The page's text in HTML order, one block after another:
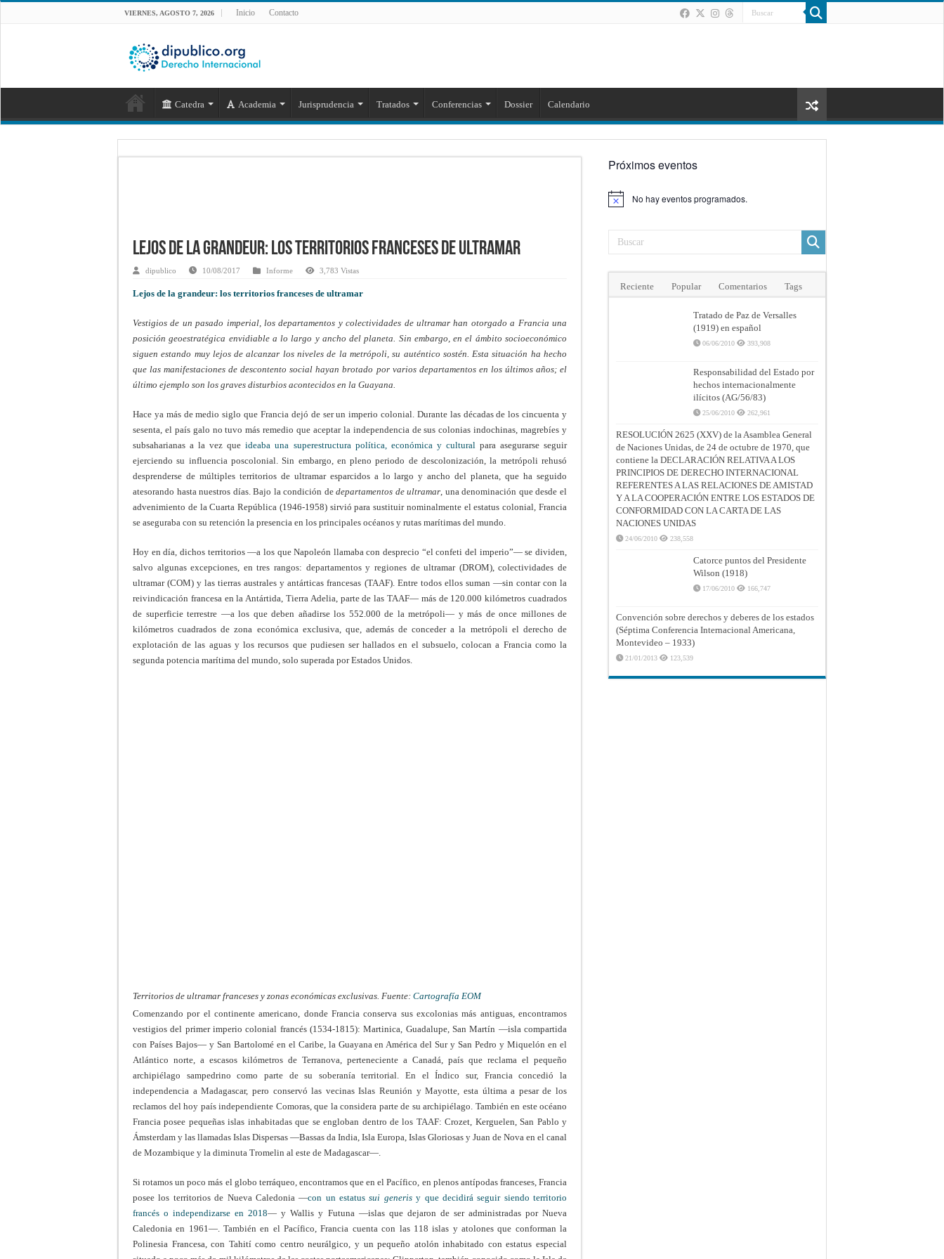
VIERNES, AGOSTO 7, 2026 Inicio Contacto
Catedra Academia Jurisprudencia Tratados Conferencias Dossier Calendario
Lejos de la grandeur: los territorios franceses de ultramar
dipublico 10/08/2017 Informe 3,783 Vistas
Lejos de la grandeur: los territorios franceses de ultramar
Vestigios de un pasado imperial, los departamentos y colectividades de ultramar han otorgado a Francia una
posición geoestratégica envidiable a lo largo y ancho del planeta. Sin embargo, en el ámbito socioeconómico
siguen estando muy lejos de alcanzar los niveles de la metrópoli, su auténtico sostén. Esta situación ha hecho
que las manifestaciones de descontento social hayan brotado por varios departamentos en los últimos años; el
último ejemplo son los graves disturbios acontecidos en la Guayana.
Hace ya más de medio siglo que Francia dejó de ser un imperio colonial. Durante las décadas de los cincuenta y
sesenta, el país galo no tuvo más remedio que aceptar la independencia de sus colonias indochinas, magrebíes y
subsaharianas a la vez queideaba una superestructura política, económica y culturalpara asegurarse seguir
ejerciendo su influencia poscolonial. Sin embargo, en pleno periodo de descolonización, la metrópoli rehusó
desprenderse de múltiples territorios de ultramar esparcidos a lo largo y ancho del planeta, que ha seguido
atesorando hasta nuestros días. Bajo la condición dedepartamentos de ultramar, una denominación que desde el
advenimiento de la Cuarta República (1946-1958) sirvió para sustituir nominalmente el estatus colonial, Francia
se aseguraba con su retención la presencia en los principales océanos y rutas marítimas del mundo.
Hoy en día, dichos territorios —a los que Napoleón llamaba con desprecio “el confeti del imperio”— se dividen,
salvo algunas excepciones, en tres rangos: departamentos y regiones de ultramar (DROM), colectividades de
ultramar (COM) y las tierras australes y antárticas francesas (TAAF). Entre todos ellos suman —sin contar con la
reivindicación francesa en la Antártida, Tierra Adelia, parte de las TAAF— más de 120.000 kilómetros cuadrados
de superficie terrestre —a los que deben añadirse los 552.000 de la metrópoli— y más de once millones de
kilómetros cuadrados de zona económica exclusiva, que, además de conceder a la metrópoli el derecho de
explotación de las aguas y los recursos que pudiesen ser hallados en el subsuelo, colocan a Francia como la
segunda potencia marítima del mundo, solo superada por Estados Unidos.
Territorios de ultramar franceses y zonas económicas exclusivas. Fuente: Cartografía EOM
Comenzando por el continente americano, donde Francia conserva sus excolonias más antiguas, encontramos
vestigios del primer imperio colonial francés (1534-1815): Martinica, Guadalupe, San Martín —isla compartida
con Países Bajos— y San Bartolomé en el Caribe, la Guayana en América del Sur y San Pedro y Miquelón en el
Atlántico norte, a escasos kilómetros de Terranova, perteneciente a Canadá, país que reclama el pequeño
archipiélago sampedrino como parte de su soberanía territorial. En el Índico sur, Francia concedió la
independencia a Madagascar, pero conservó las vecinas Islas Reunión y Mayotte, esta última a pesar de los
reclamos del hoy país independiente Comoras, que la considera parte de su archipiélago. También en este océano
Francia posee pequeñas islas inhabitadas que se engloban dentro de los TAAF: Crozet, Kerguelen, San Pablo y
Ámsterdam y las llamadas Islas Dispersas —Bassas da India, Isla Europa, Islas Gloriosas y Juan de Nova en el canal
de Mozambique y la diminuta Tromelin al este de Madagascar—.
Si rotamos un poco más el globo terráqueo, encontramos que en el Pacífico, en plenos antípodas franceses, Francia
posee los territorios de Nueva Caledonia —con un estatussui generisy que decidirá seguir siendo territorio
francés o independizarse en 2018— y Wallis y Futuna —islas que dejaron de ser administradas por Nueva
Caledonia en 1961—. También en el Pacífico, Francia cuenta con las 118 islas y atolones que conforman la
Polinesia Francesa, con Tahití como centro neurálgico, y un pequeño atolón inhabitado con estatus especial
Próximos eventos
Aviso No hay eventos programados.
Reciente Popular Comentarios Tags
Tratado de Paz de Versalles
(1919) en español
06/06/2010 393,908
Responsabilidad del Estado por
hechos internacionalmente
ilícitos (AG/56/83)
25/06/2010 262,961
RESOLUCIÓN 2625 (XXV) de la Asamblea General
de Naciones Unidas, de 24 de octubre de 1970, que
contiene la DECLARACIÓN RELATIVA A LOS
PRINCIPIOS DE DERECHO INTERNACIONAL
REFERENTES A LAS RELACIONES DE AMISTAD
Y A LA COOPERACIÓN ENTRE LOS ESTADOS DE
CONFORMIDAD CON LA CARTA DE LAS
NACIONES UNIDAS
24/06/2010 238,558
Catorce puntos del Presidente
Wilson (1918)
17/06/2010 166,747
Convención sobre derechos y deberes de los estados
(Séptima Conferencia Internacional Americana,
Montevideo – 1933)
21/01/2013 123,539